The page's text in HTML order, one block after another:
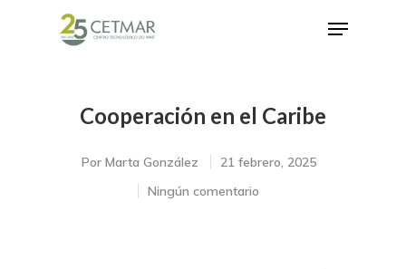
Hit enter to search or ESC to close
Cooperación en el Caribe
Por Marta González
21 febrero, 2025
Ningún comentario